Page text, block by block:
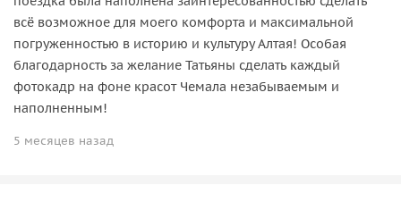
всё возможное для моего комфорта и максимальной
погруженностью в историю и культуру Алтая! Особая
благодарность за желание Татьяны сделать каждый
фотокадр на фоне красот Чемала незабываемым и
наполненным!
5 месяцев назад